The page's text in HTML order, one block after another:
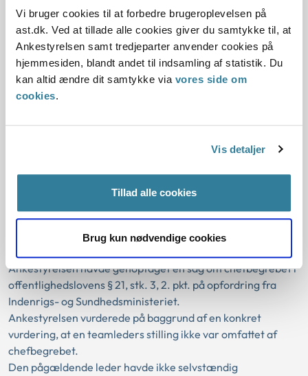
Vi bruger cookies til at forbedre brugeroplevelsen på
ast.dk. Ved at tillade alle cookies giver du samtykke til, at
Ankestyrelsen samt tredjeparter anvender cookies på
hjemmesiden, blandt andet til indsamling af statistik. Du
kan altid ændre dit samtykke via vores side om
cookies.
Vis detaljer
Tillad alle cookies
Brug kun nødvendige cookies
Ankestyrelsen havde genoptaget en sag om chefbegrebet i
offentlighedslovens § 21, stk. 3, 2. pkt. på opfordring fra
Indenrigs- og Sundhedsministeriet.
Ankestyrelsen vurderede fortsat på baggrund af en konkret
vurdering, at en centerchefs stilling var omfattet af
chefbegrebet. Pågældende var chef med instruktionsret
En kommunal teamleders stilling var
ikke omfattet af chefbegrebet
Aktindsigt Chefbegrebet Offentlighedsloven
Personalesag
Ankestyrelsen havde genoptaget en sag om chefbegrebet i
offentlighedslovens § 21, stk. 3, 2. pkt. på opfordring fra
Indenrigs- og Sundhedsministeriet.
Ankestyrelsen vurderede på baggrund af en konkret
vurdering, at en teamleders stilling ikke var omfattet af
chefbegrebet.
Den pågældende leder havde ikke selvstændig